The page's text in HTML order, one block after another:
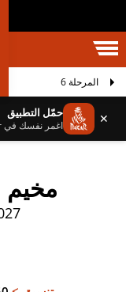
داكار
المرحلة 6
✕ حمّل التطبيق
اغمر نفسك في Dakar
مخيم
08/